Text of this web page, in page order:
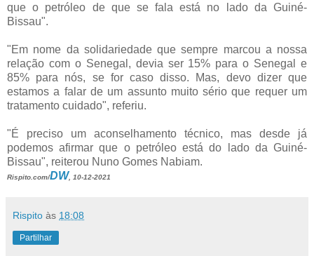
que o petróleo de que se fala está no lado da Guiné-
Bissau".
"Em nome da solidariedade que sempre marcou a nossa
relação com o Senegal, devia ser 15% para o Senegal e
85% para nós, se for caso disso. Mas, devo dizer que
estamos a falar de um assunto muito sério que requer um
tratamento cuidado", referiu.
"É preciso um aconselhamento técnico, mas desde já
podemos afirmar que o petróleo está do lado da Guiné-
Bissau", reiterou Nuno Gomes Nabiam.
Rispito.com/DW , 10-12-2021
Rispito às 18:08
Partilhar